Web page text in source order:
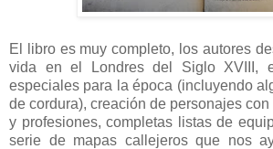
El libro es muy completo, los autores
vida en el Londres del Siglo XVIII,
especiales para la época (incluyendo
de cordura), creación de personajes
y profesiones, completas listas de
serie de mapas callejeros que nos